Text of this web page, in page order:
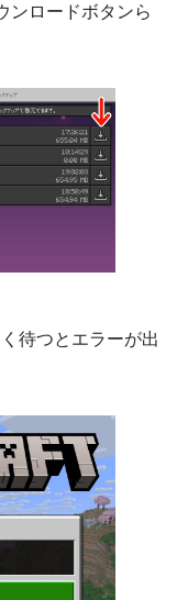
ンロードボタンら
待つとエラーが出